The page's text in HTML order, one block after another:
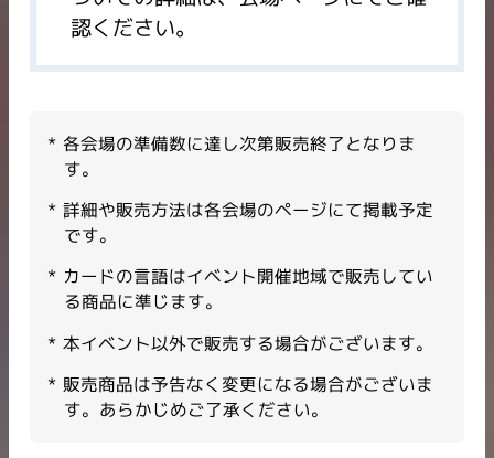
認ください。
各会場の準備数に達し次第販売終了となりま
す。​
詳細や販売方法は各会場のページにて掲載予定
です。​
カードの言語はイベント開催地域で販売してい
る商品に準じます。
本イベント以外で販売する場合がございます。​
販売商品は予告なく変更になる場合がございま
す。あらかじめご了承ください。